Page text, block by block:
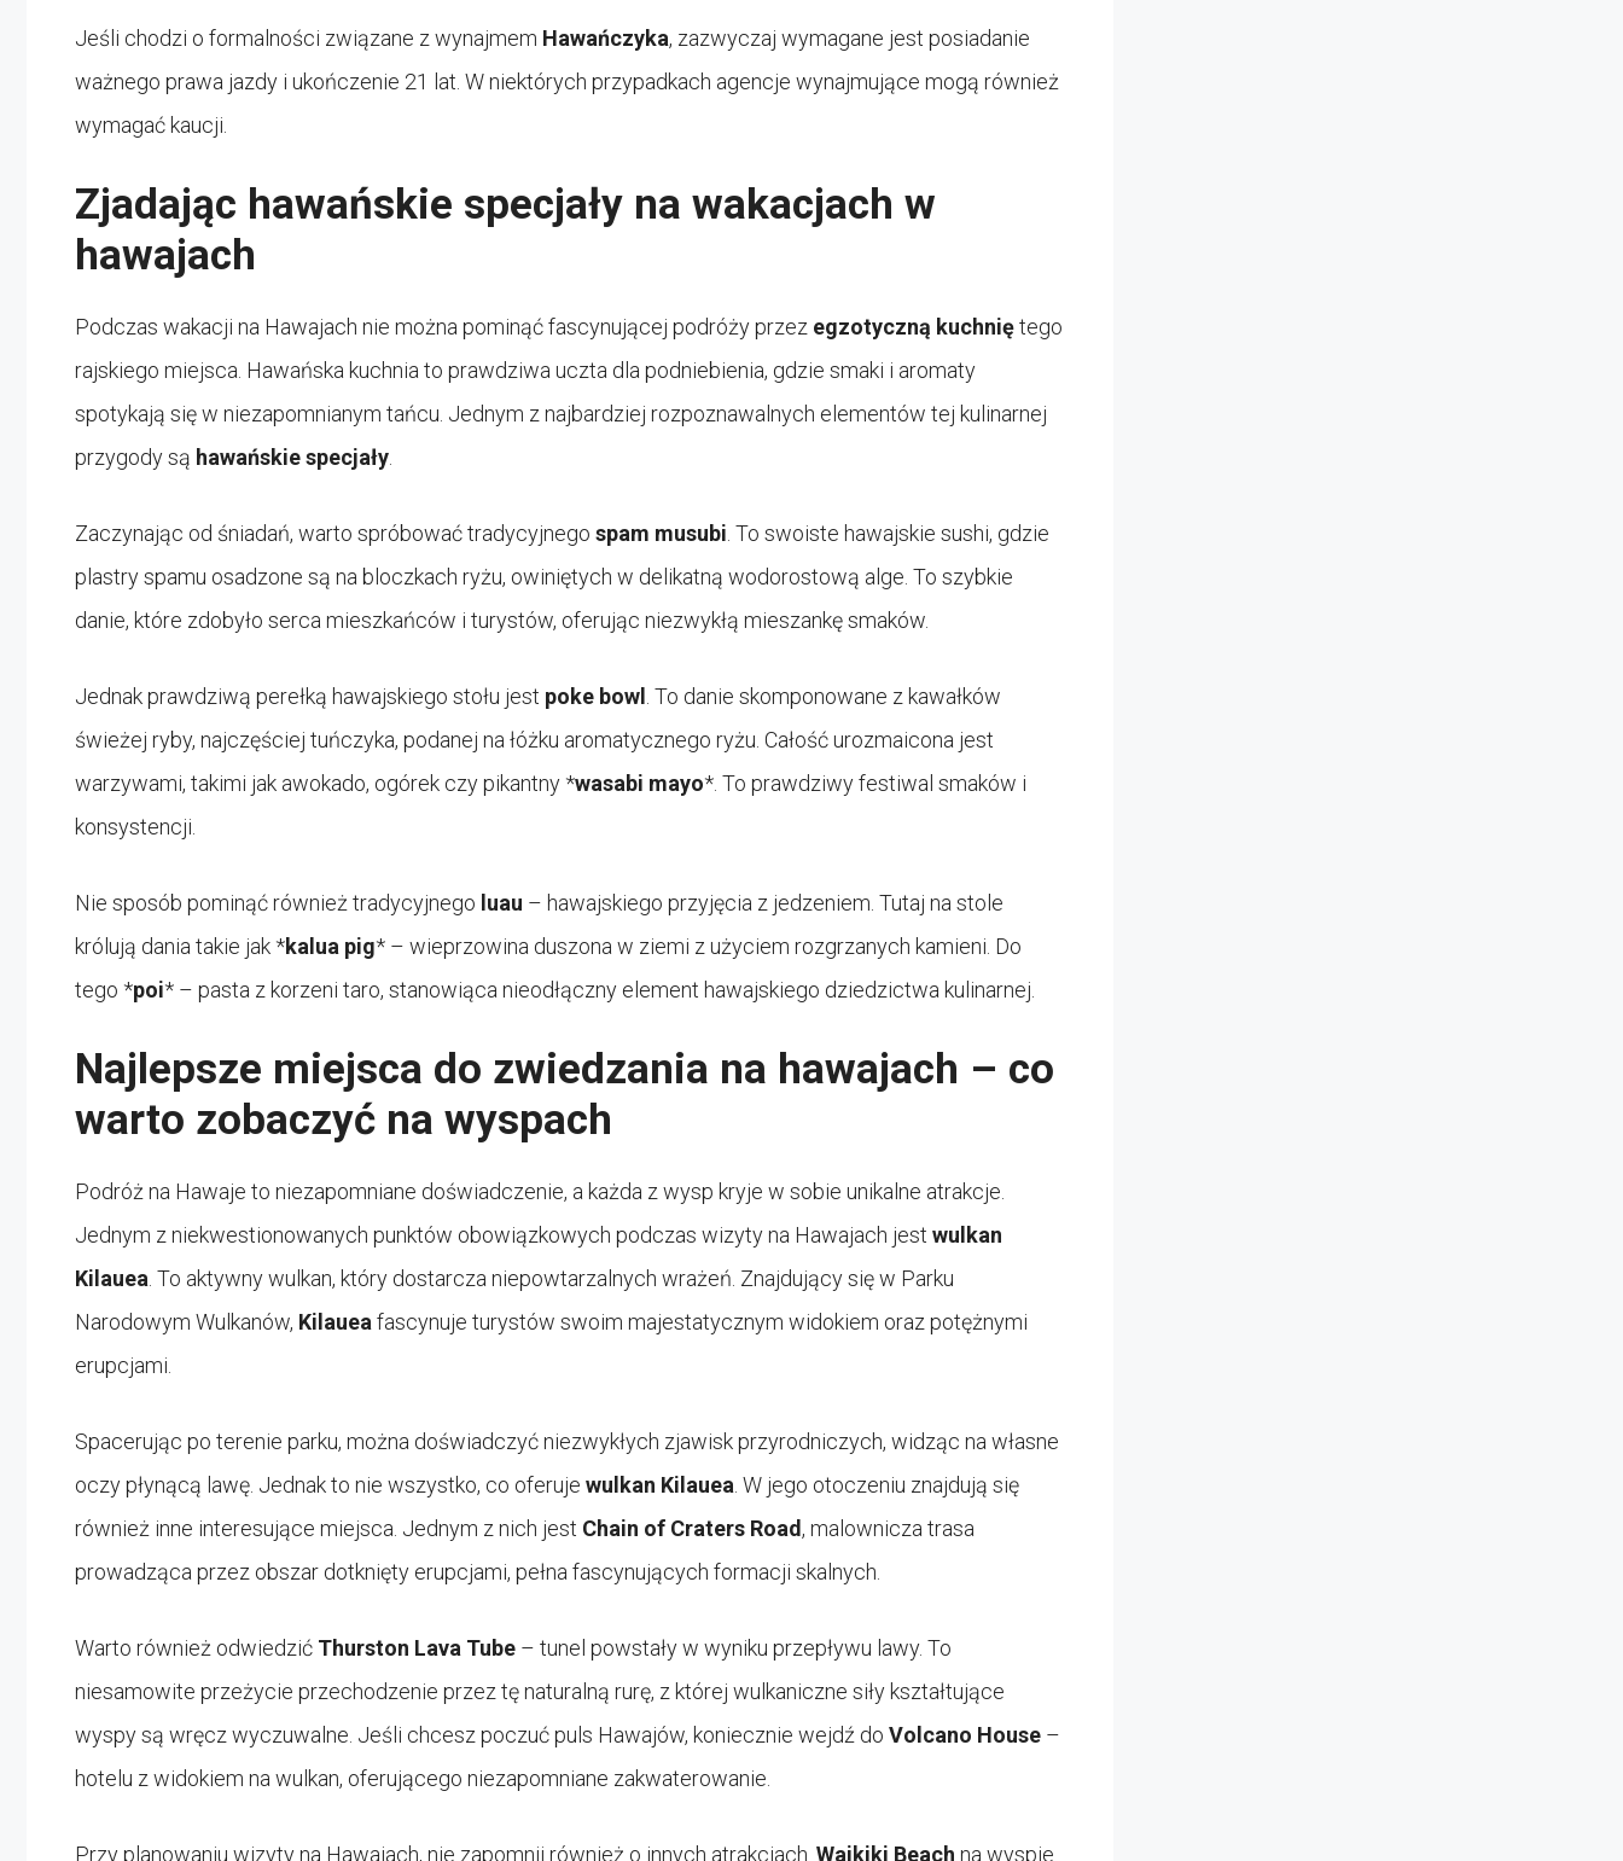
Jeśli chodzi o formalności związane z wynajmem Hawańczyka, zazwyczaj wymagane jest posiadanie
ważnego prawa jazdy i ukończenie 21 lat. W niektórych przypadkach agencje wynajmujące mogą również
wymagać kaucji.
Zjadając hawańskie specjały na wakacjach w
hawajach
Podczas wakacji na Hawajach nie można pominąć fascynującej podróży przez egzotyczną kuchniętego
rajskiego miejsca. Hawańska kuchnia to prawdziwa uczta dla podniebienia, gdzie smaki i aromaty
spotykają się w niezapomnianym tańcu. Jednym z najbardziej rozpoznawalnych elementów tej kulinarnej
przygody są hawańskie specjały.
Zaczynając od śniadań, warto spróbować tradycyjnego spam musubi. To swoiste hawajskie sushi, gdzie
plastry spamu osadzone są na bloczkach ryżu, owiniętych w delikatną wodorostową alge. To szybkie
danie, które zdobyło serca mieszkańców i turystów, oferując niezwykłą mieszankę smaków.
Jednak prawdziwą perełką hawajskiego stołu jest poke bowl . To danie skomponowane z kawałków
świeżej ryby, najczęściej tuńczyka, podanej na łóżku aromatycznego ryżu. Całość urozmaicona jest
warzywami, takimi jak awokado, ogórek czy pikantny *wasabi mayo*. To prawdziwy festiwal smaków i
konsystencji.
Nie sposób pominąć również tradycyjnego luau – hawajskiego przyjęcia z jedzeniem. Tutaj na stole
królują dania takie jak *kalua pig* – wieprzowina duszona w ziemi z użyciem rozgrzanych kamieni. Do
tego *poi* – pasta z korzeni taro, stanowiąca nieodłączny element hawajskiego dziedzictwa kulinarnej.
Najlepsze miejsca do zwiedzania na hawajach – co
warto zobaczyć na wyspach
Podróż na Hawaje to niezapomniane doświadczenie, a każda z wysp kryje w sobie unikalne atrakcje.
Jednym z niekwestionowanych punktów obowiązkowych podczas wizyty na Hawajach jest wulkan
Kilauea. To aktywny wulkan, który dostarcza niepowtarzalnych wrażeń. Znajdujący się w Parku
Narodowym Wulkanów, Kilaueafascynuje turystów swoim majestatycznym widokiem oraz potężnymi
erupcjami.
Spacerując po terenie parku, można doświadczyć niezwykłych zjawisk przyrodniczych, widząc na własne
oczy płynącą lawę. Jednak to nie wszystko, co oferuje wulkan Kilauea. W jego otoczeniu znajdują się
również inne interesujące miejsca. Jednym z nich jest Chain of Craters Road, malownicza trasa
prowadząca przez obszar dotknięty erupcjami, pełna fascynujących formacji skalnych.
Warto również odwiedzić Thurston Lava Tube – tunel powstały w wyniku przepływu lawy. To
niesamowite przeżycie przechodzenie przez tę naturalną rurę, z której wulkaniczne siły kształtujące
wyspy są wręcz wyczuwalne. Jeśli chcesz poczuć puls Hawajów, koniecznie wejdź do Volcano House –
hotelu z widokiem na wulkan, oferującego niezapomniane zakwaterowanie.
Przy planowaniu wizyty na Hawajach, nie zapomnij również o innych atrakcjach. Waikiki Beach na wyspie